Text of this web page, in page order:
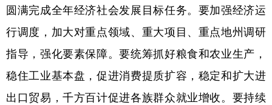
新疆 内蒙古 黑龙江
多语种频道
English Español Français عربى
圆满完成全年经济社会发展目标任务。要加强经济运
行调度，加大对重点领域、重大项目、重点地州调研
指导，强化要素保障。要统筹抓好粮食和农业生产，
稳住工业基本盘，促进消费提质扩容，稳定和扩大进
出口贸易，千方百计促进各族群众就业增收。要持续